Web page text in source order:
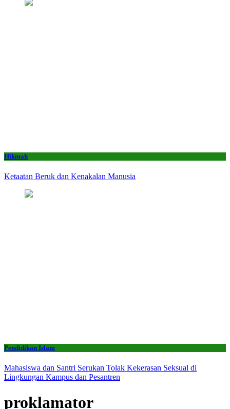
Hikmah
Ketaatan Beruk dan Kenakalan Manusia
Pendidikan Islam
Mahasiswa dan Santri Serukan Tolak Kekerasan Seksual di
Lingkungan Kampus dan Pesantren
proklamator